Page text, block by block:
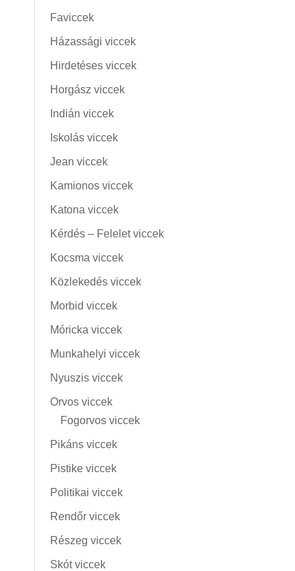
Faviccek
Házassági viccek
Hirdetéses viccek
Horgász viccek
Indián viccek
Iskolás viccek
Jean viccek
Kamionos viccek
Katona viccek
Kérdés – Felelet viccek
Kocsma viccek
Közlekedés viccek
Morbid viccek
Móricka viccek
Munkahelyi viccek
Nyuszis viccek
Orvos viccek
Fogorvos viccek
Pikáns viccek
Pistike viccek
Politikai viccek
Rendőr viccek
Részeg viccek
Skót viccek